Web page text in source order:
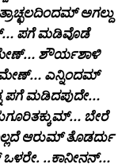
ಅಗಲ್ದು
ಪಗೆ ಮಡಿವೊಡೆ
ಶೌರ್ಯಶಾಳಿ
ಎನ್ನಿಂದಮ್
ಮಡಿದಪುದೇ…
ಬೇರೆ
ಆರುಮ್ ತೊಡರ್ದು
..ಕಾನೀನನ್…